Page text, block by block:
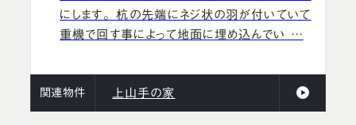
にします。 杭の先端にネジ状の羽が付いていて
重機で回す事によって地面に埋め込んでい …
関連物件 上山手の家